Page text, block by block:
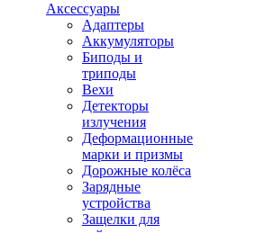
Аксессуары
Адаптеры
Аккумуляторы
Биподы и
триподы
Вехи
Детекторы
излучения
Деформационные
марки и призмы
Дорожные колёса
Зарядные
устройства
Защелки для